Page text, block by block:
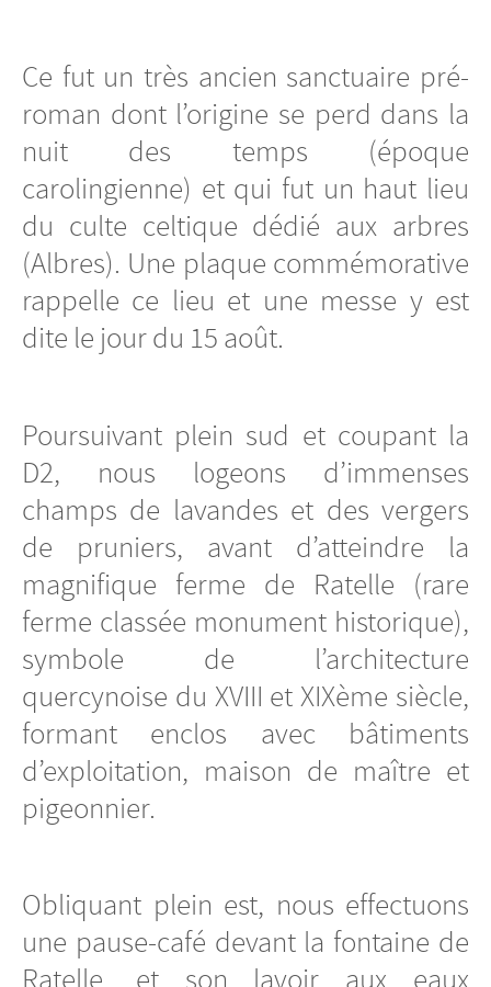
Ce fut un très ancien sanctuaire pré-
roman dont l’origine se perd dans la
nuit des temps (époque
carolingienne) et qui fut un haut lieu
du culte celtique dédié aux arbres
(Albres). Une plaque commémorative
rappelle ce lieu et une messe y est
dite le jour du 15 août.
Poursuivant plein sud et coupant la
D2, nous logeons d’immenses
champs de lavandes et des vergers
de pruniers, avant d’atteindre la
magnifique ferme de Ratelle (rare
ferme classée monument historique),
symbole de l’architecture
quercynoise du XVIII et XIXème siècle,
formant enclos avec bâtiments
d’exploitation, maison de maître et
pigeonnier.
Obliquant plein est, nous effectuons
une pause-café devant la fontaine de
Ratelle, et son lavoir aux eaux